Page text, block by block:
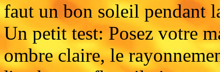
faut un bon soleil pendant
Un petit test: Posez votre
ombre claire, le